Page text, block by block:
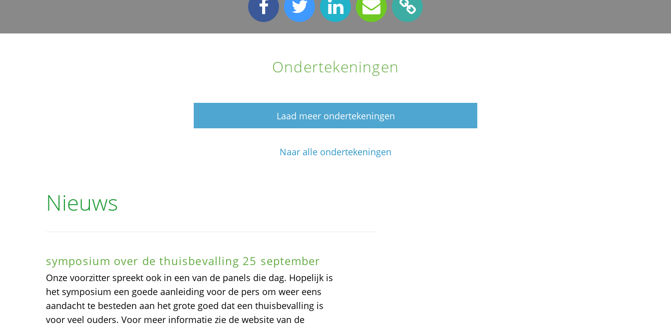
Ondertekeningen
Laad meer ondertekeningen
Naar alle ondertekeningen
Nieuws
symposium over de thuisbevalling 25 september
Onze voorzitter spreekt ook in een van de panels die dag. Hopelijk is
het symposium een goede aanleiding voor de pers om weer eens
aandacht te besteden aan het grote goed dat een thuisbevalling is
voor veel ouders. Voor meer informatie zie de website van de